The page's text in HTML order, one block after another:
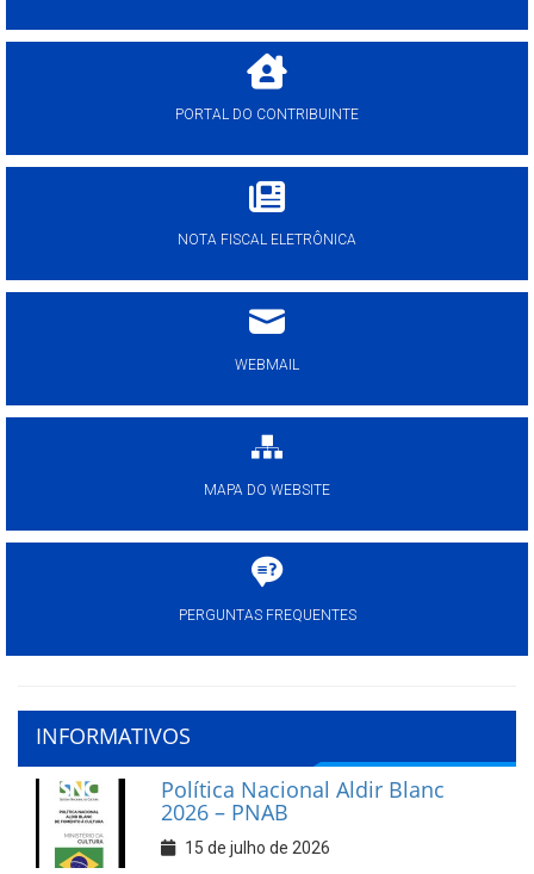
PORTAL DO CONTRIBUINTE
NOTA FISCAL ELETRÔNICA
WEBMAIL
MAPA DO WEBSITE
PERGUNTAS FREQUENTES
INFORMATIVOS
Política Nacional Aldir Blanc
2026 – PNAB
15 de julho de 2026